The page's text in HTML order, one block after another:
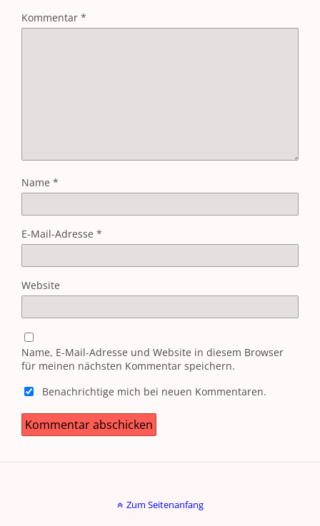
Kommentar *
Name *
E-Mail-Adresse *
Website
Name, E-Mail-Adresse und Website in diesem Browser
für meinen nächsten Kommentar speichern.
Benachrichtige mich bei neuen Kommentaren.
Zum Seitenanfang